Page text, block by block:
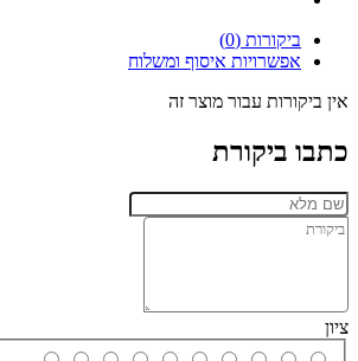
ביקורות (0)
אפשרויות איסוף ומשלוח
אין ביקורות עבור מוצר זה
כתבו ביקורת
ציון